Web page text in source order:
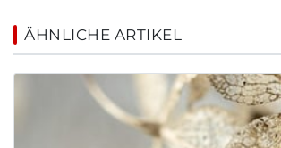
ÄHNLICHE ARTIKEL